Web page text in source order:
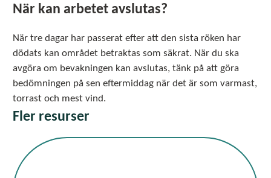
När kan arbetet avslutas?
När tre dagar har passerat efter att den sista röken har
dödats kan området betraktas som säkrat. När du ska
avgöra om bevakningen kan avslutas, tänk på att göra
bedömningen på sen eftermiddag när det är som varmast,
torrast och mest vind.
Fler resurser